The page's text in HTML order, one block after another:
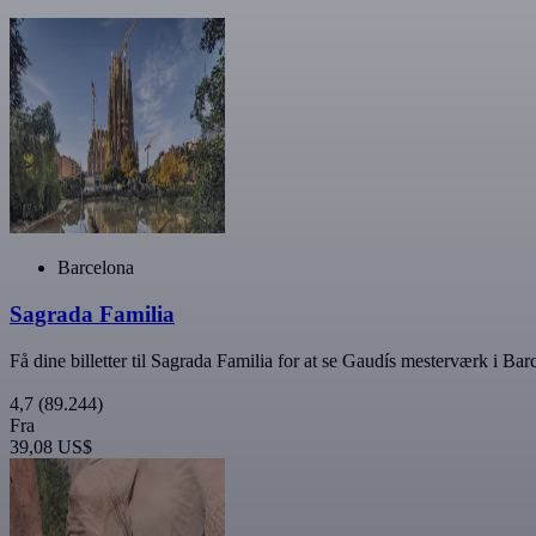
Barcelona
Sagrada Familia
Få dine billetter til Sagrada Familia for at se Gaudís mesterværk i
4,7 (89.244)
Fra
39,08 US$